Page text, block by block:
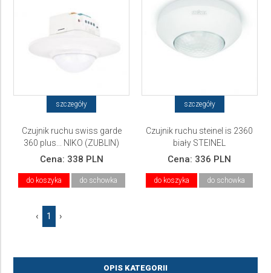
szczegóły
Czujnik ruchu swiss garde
360 plus... NIKO (ZUBLIN)
Cena: 338 PLN
do koszyka do schowka
szczegóły
Czujnik ruchu steinel is 2360
biały STEINEL
Cena: 336 PLN
do koszyka do schowka
‹ 1 ›
OPIS KATEGORII